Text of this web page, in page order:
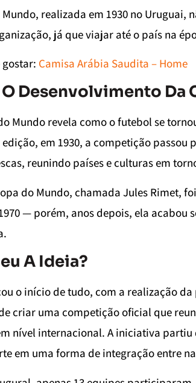
realizada em 1930 no
já que viajar até o país na
Camisa Arábia Saudita – Home
Desenvolvimento Da
Mundo revela como o futebol se
em 1930, a competição passou
reunindo países e culturas em
do Mundo, chamada Jules Rimet,
— porém, anos depois, ela acabou
A Ideia?
o início de tudo, com a realização
criar uma competição oficial que
nível internacional. A iniciativa partiu
em uma forma de integração entre